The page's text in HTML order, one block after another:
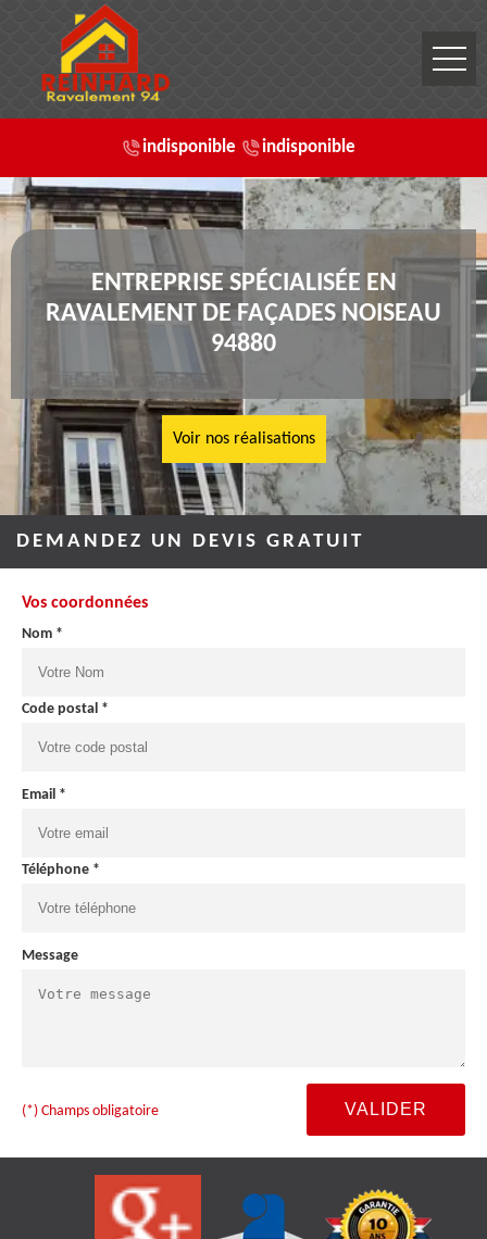
indisponible indisponible
ENTREPRISE SPÉCIALISÉE EN
RAVALEMENT DE FAÇADES NOISEAU
94880
Voir nos réalisations
DEMANDEZ UN DEVIS GRATUIT
Vos coordonnées
Nom *
Code postal *
Email *
Téléphone *
Message
(*) Champs obligatoire